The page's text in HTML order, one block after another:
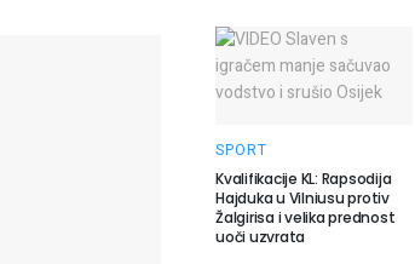
SPORT
Kvalifikacije KL: Rapsodija
Hajduka u Vilniusu protiv
Žalgirisa i velika prednost
uoči uzvrata